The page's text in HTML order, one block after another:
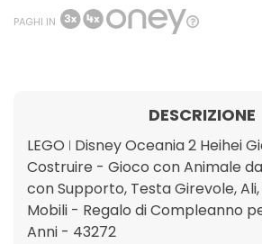
PAGHI IN
DESCRIZIONE
LEGO ǀ Disney Oceania 2 Heihei
Costruire - Gioco con Animale
con Supporto, Testa Girevole,
Mobili - Regalo di Compleanno
Anni - 43272